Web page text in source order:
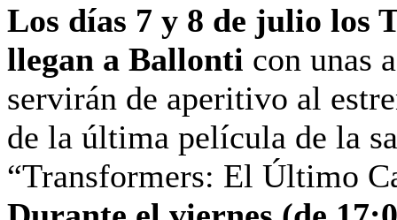
Los días 7 y 8 de julio los
llegan a Ballonti con unas
servirán de aperitivo al
de la última película de la
“Transformers: El Último